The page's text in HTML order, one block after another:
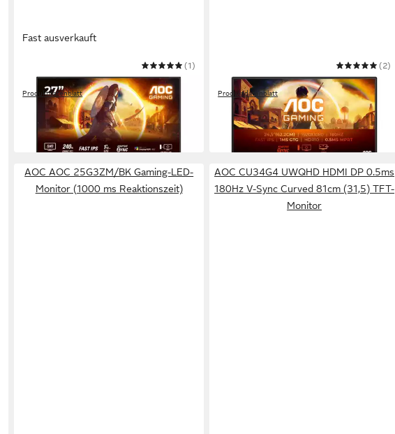
Fast ausverkauft
Q27G4ZR Gaming-Monitor
(1)
Produktdatenblatt
ab 226,61 € UVP289,00 €
-22%
in 3-4 Werktagen bei dir
25G42E Gaming-Monitor
(2)
Produktdatenblatt
ab 100,70 € UVP 149,00 €
-32%
in 3-4 Werktagen bei dir
AOC AOC 25G3ZM/BK Gaming-LED-
Monitor (1000 ms Reaktionszeit)
AOC CU34G4 UWQHD HDMI DP 0.5ms
180Hz V-Sync Curved 81cm (31,5) TFT-
Monitor